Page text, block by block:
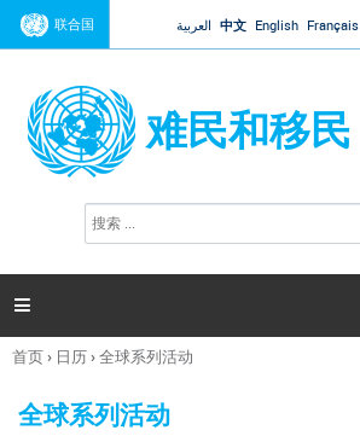
Jump to navigation
联合国 العربية 中文 English Français
难民和移民
搜
索

你
这
首页› 日历›全球系列活动
全球系列活动